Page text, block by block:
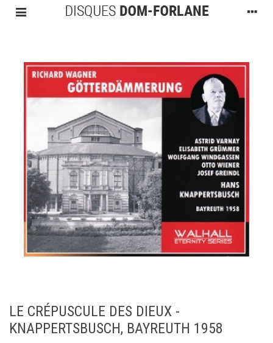
LE CRÉPUSCULE DES DIEUX -
KNAPPERTSBUSCH, BAYREUTH 1958